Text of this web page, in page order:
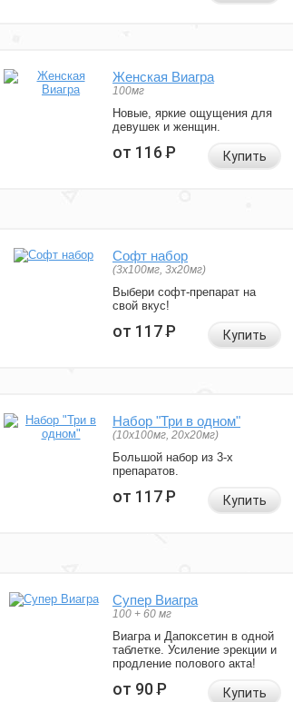
Женская Виагра
100мг
Новые, яркие ощущения для
девушек и женщин.
от 116Р Купить
Софт набор
(3x100мг, 3x20мг)
Выбери софт-препарат на
свой вкус!
от 117Р Купить
Набор "Три в одном"
(10x100мг, 20x20мг)
Большой набор из 3-х
препаратов.
от 117Р Купить
Супер Виагра
100 + 60 мг
Виагра и Дапоксетин в одной
таблетке. Усиление эрекции и
продление полового акта!
от 90Р Купить